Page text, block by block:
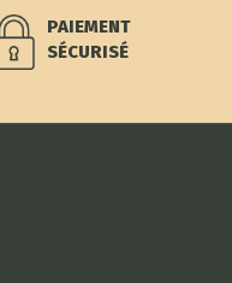
PAIEMENT
SÉCURISÉ